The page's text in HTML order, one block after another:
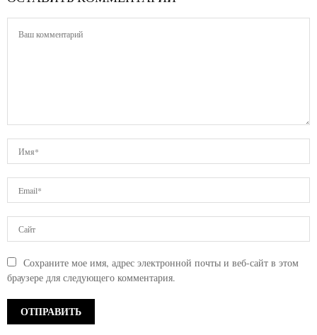
Сохраните мое имя, адрес электронной почты и веб-сайт в этом
браузере для следующего комментария.